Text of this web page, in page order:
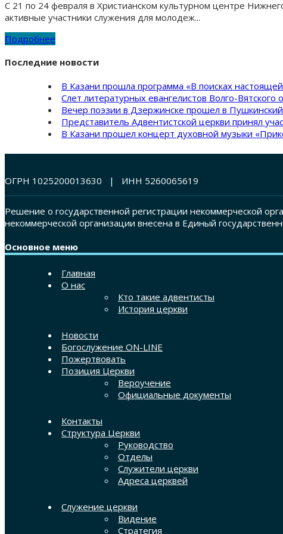
С 21 по 24 февраля в Христианском культурном центре
активные участники служения для молодеж...
Подробнее
Последние новости
В Казани прошла программа «В поисках
Слет литературных евангелистов Волго-
Вечер поэзии в Дзержинске прошел в
Представитель Адвентистской церкви принял
В Казани прошел концерт духовной музыки
ОГРН 1025200013630 | ИНН 5260065619
Решение о государственной регистрации некоммерческой
некоммерческой организации внесена в Единый
Основное меню
Главная
О нас
Кто такие адвентисты
История церкви
Новости
Богослужение ON-LINE
Пожертвовать
Позиция Церкви
Вероучение
Официальные документы
Контакты
Структура Церкви
Руководство
Отделы
Служители церкви
Адреса церквей
Служение церкви
Видение
Стратегия